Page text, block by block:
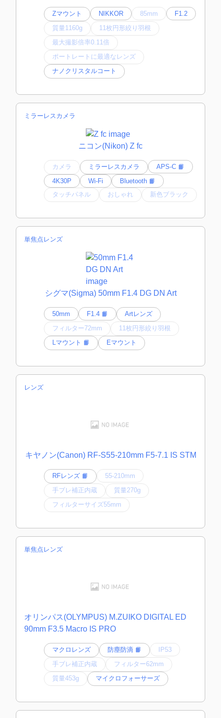
Zマウント NIKKOR 85mm
F1.2
質量1160g
11枚円形絞り羽根
最大撮影倍率0.11倍
ポートレートに最適なレンズ
ナノクリスタルコート
ミラーレスカメラ
ニコン(Nikon) Z fc
カメラ ミラーレスカメラ
APS-C 📙
4K30P
Wi-Fi
Bluetooth 📙
タッチパネル
おしゃれ 新色ブラック
単焦点レンズ
シグマ(Sigma) 50mm F1.4 DG DN Art
50mm F1.4 📙
Artレンズ
フィルター72mm
11枚円形絞り羽根
Lマウント 📙
Eマウント
レンズ
キヤノン(Canon) RF-S55-210mm F5-7.1 IS STM
RFレンズ 📙
55-210mm
手ブレ補正内蔵
質量270g
フィルターサイズ55mm
単焦点レンズ
オリンパス(OLYMPUS) M.ZUIKO DIGITAL ED
90mm F3.5 Macro IS PRO
マクロレンズ 防塵防滴 📙
IP53
手ブレ補正内蔵
フィルター62mm
質量453g
マイクロフォーサーズ